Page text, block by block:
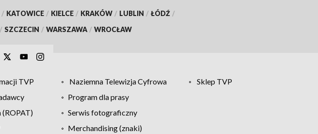
/ KATOWICE / KIELCE / KRAKÓW / LUBLIN / ŁÓDŹ /
/ SZCZECIN / WARSZAWA / WROCŁAW
TVP Naziemna Telewizja Cyfrowa
Sklep TVP
Program dla prasy
(ROPAT)
Serwis fotograficzny
Merchandising (znaki)